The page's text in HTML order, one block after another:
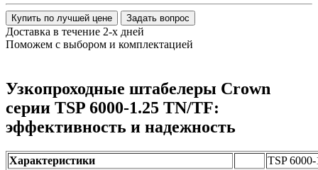
Купить по лучшей цене Задать вопрос
Доставка в течение 2-х дней
Поможем с выбором и комплектацией
Узкопроходные штабелеры Crown
серии TSP 6000-1.25 TN/TF:
эффективность и надежность
Характеристики
TSP